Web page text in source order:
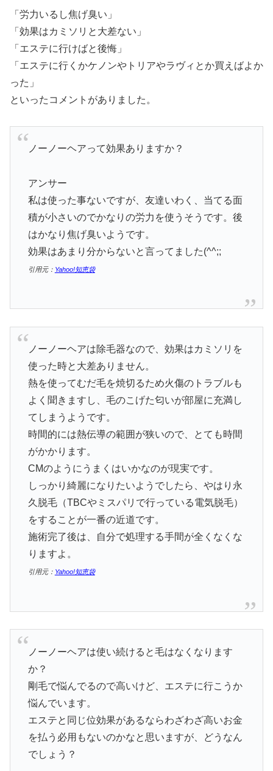
「労力いるし焦げ臭い」
「効果はカミソリと大差ない」
「エステに行けばと後悔」
「エステに行くかケノンやトリアやラヴィとか買えばよか
った」
といったコメントがありました。
ノーノーヘアって効果ありますか？
アンサー
私は使った事ないですが、友達いわく、当てる面
積が小さいのでかなりの労力を使うそうです。後
はかなり焦げ臭いようです。
効果はあまり分からないと言ってました(^^;;
引用元： Yahoo!知恵袋
ノーノーヘアは除毛器なので、効果はカミソリを
使った時と大差ありません。
熱を使ってむだ毛を焼切るため火傷のトラブルも
よく聞きますし、毛のこげた匂いが部屋に充満し
てしまうようです。
時間的には熱伝導の範囲が狭いので、とても時間
がかかります。
CMのようにうまくはいかなのが現実です。
しっかり綺麗になりたいようでしたら、やはり永
久脱毛（TBCやミスパリで行っている電気脱毛）
をすることが一番の近道です。
施術完了後は、自分で処理する手間が全くなくな
りますよ。
引用元： Yahoo!知恵袋
ノーノーヘアは使い続けると毛はなくなります
か？
剛毛で悩んでるので高いけど、エステに行こうか
悩んでいます。
エステと同じ位効果があるならわざわざ高いお金
を払う必用もないのかなと思いますが、どうなん
でしょう？